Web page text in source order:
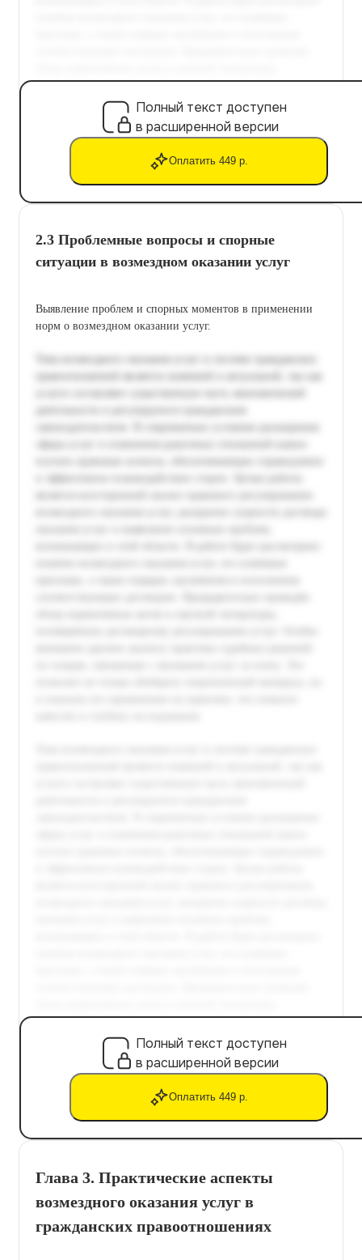
Полный текст доступен
в расширенной версии
Оплатить 449 р.
2.3 Проблемные вопросы и спорные
ситуации в возмездном оказании услуг
Выявление проблем и спорных моментов в применении
норм о возмездном оказании услуг.
Полный текст доступен
в расширенной версии
Оплатить 449 р.
Глава 3. Практические аспекты
возмездного оказания услуг в
гражданских правоотношениях